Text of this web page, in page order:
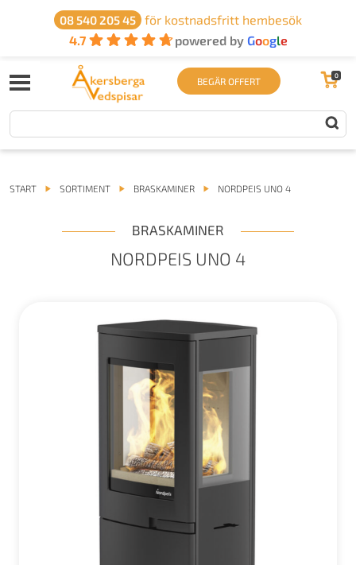
08 540 205 45
för kostnadsfritt hembesök
4.7
powered by Google
BEGÄR OFFERT 0
START SORTIMENT BRASKAMINER NORDPEIS UNO 4
BRASKAMINER
NORDPEIS UNO 4